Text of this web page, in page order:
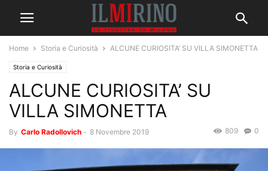
Home Storia e Curiosità ALCUNE CURIOSITA’ SU VILLA SIMONETTA
Storia e Curiosità
ALCUNE CURIOSITA’ SU
VILLA SIMONETTA
By Carlo Radollovich - 8 Novembre 2019 0
809